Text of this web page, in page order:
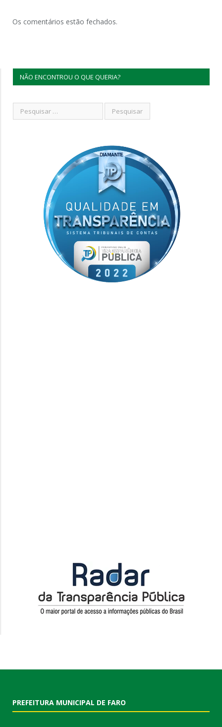
Os comentários estão fechados.
NÃO ENCONTROU O QUE QUERIA?
PREFEITURA MUNICIPAL DE FARO